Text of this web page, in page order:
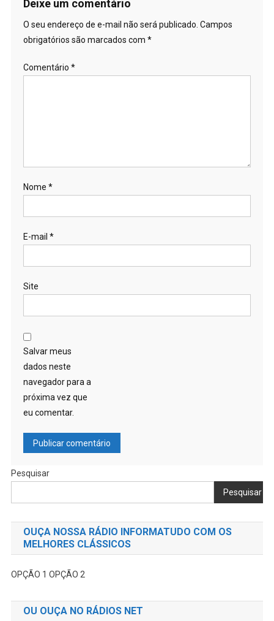
Deixe um comentário
O seu endereço de e-mail não será publicado. Campos
obrigatórios são marcados com *
Comentário *
Nome *
E-mail *
Site
Salvar meus
dados neste
navegador para a
próxima vez que
eu comentar.
Pesquisar
Pesquisar
OUÇA NOSSA RÁDIO INFORMATUDO COM OS
MELHORES CLÁSSICOS
OPÇÃO 1 OPÇÃO 2
OU OUÇA NO RÁDIOS NET